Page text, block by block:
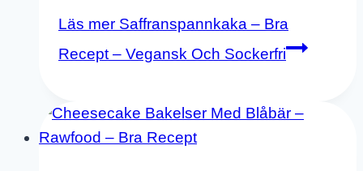
Läs mer Saffranspannkaka – Bra
Recept – Vegansk Och Sockerfri